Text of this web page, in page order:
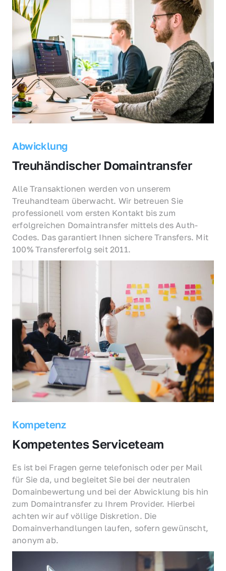
Abwicklung
Treuhändischer Domaintransfer
Alle Transaktionen werden von unserem
Treuhandteam überwacht. Wir betreuen Sie
professionell vom ersten Kontakt bis zum
erfolgreichen Domaintransfer mittels des Auth-
Codes. Das garantiert Ihnen sichere Transfers. Mit
100% Transfererfolg seit 2011.
Kompetenz
Kompetentes Serviceteam
Es ist bei Fragen gerne telefonisch oder per Mail
für Sie da, und begleitet Sie bei der neutralen
Domainbewertung und bei der Abwicklung bis hin
zum Domaintransfer zu Ihrem Provider. Hierbei
achten wir auf völlige Diskretion. Die
Domainverhandlungen laufen, sofern gewünscht,
anonym ab.